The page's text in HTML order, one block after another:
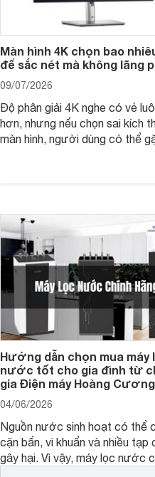
Màn hình 4K chọn bao
để sắc nét mà không lãng
09/07/2026
Độ phân giải 4K nghe có vẻ
hơn, nhưng nếu chọn sai kích
màn hình, người dùng có thể
Hướng dẫn chọn mua máy
nước tốt cho gia đình từ
gia Điện máy Hoàng Cương
04/06/2026
Nguồn nước sinh hoạt có thể
cặn bẩn, vi khuẩn và nhiều tạp
gây hại. Vì vậy, máy lọc nước